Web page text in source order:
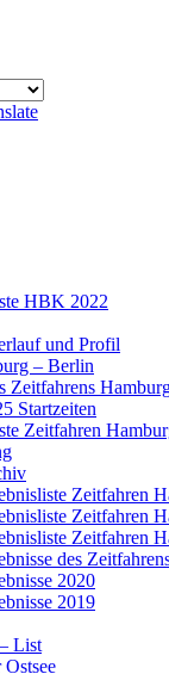
HBK 2022
und Profil
– Berlin
Zeitfahrens
Startzeiten
Zeitfahren
Zeitfahren
Zeitfahren
Zeitfahren
des
2020
2019
List